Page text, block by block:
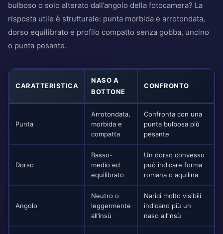
bulboso o solo alterato dall’angolo della fotocamera? La
risposta utile è strutturale: punta morbida e arrotondata,
dorso equilibrato e profilo compatto senza gobba, uncino
o punta pesante.
CARATTERISTICA
NASO A
BOTTONE
CONFRONTO
Punta
Arrotondata,
morbida e
compatta
Confronta con una
punta bulbosa più
pesante
Dorso
Basso-
medio ed
equilibrato
Un dorso convesso
può indicare forma
romana o aquilina
Angolo
Neutro o
leggermente
all’insù
Narici molto visibili
indicano più un
naso all’insù